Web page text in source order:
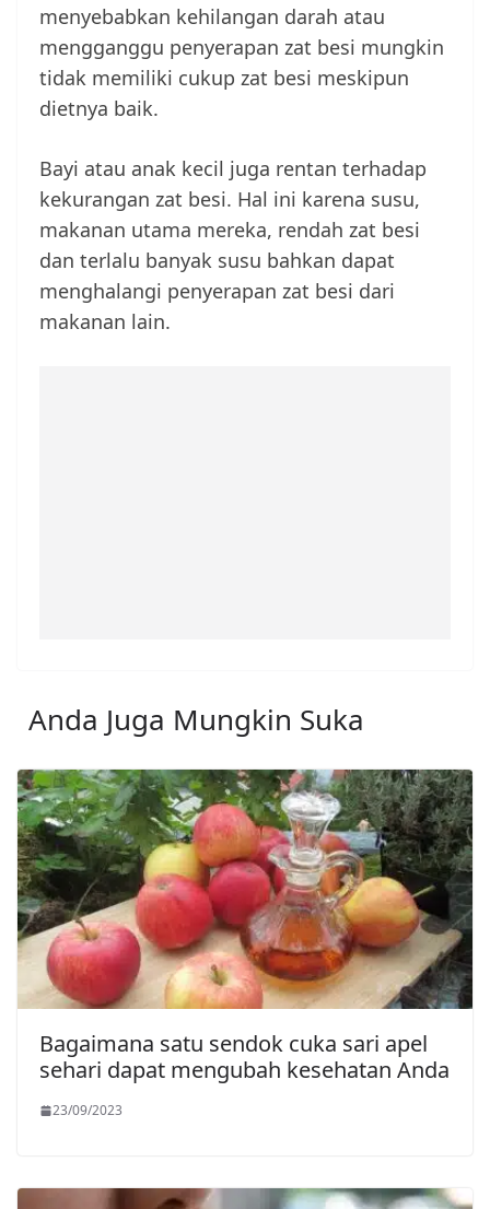
menyebabkan kehilangan darah atau
mengganggu penyerapan zat besi mungkin
tidak memiliki cukup zat besi meskipun
dietnya baik.
Bayi atau anak kecil juga rentan terhadap
kekurangan zat besi. Hal ini karena susu,
makanan utama mereka, rendah zat besi
dan terlalu banyak susu bahkan dapat
menghalangi penyerapan zat besi dari
makanan lain.
Anda Juga Mungkin Suka
Bagaimana satu sendok cuka sari apel
sehari dapat mengubah kesehatan Anda
23/09/2023